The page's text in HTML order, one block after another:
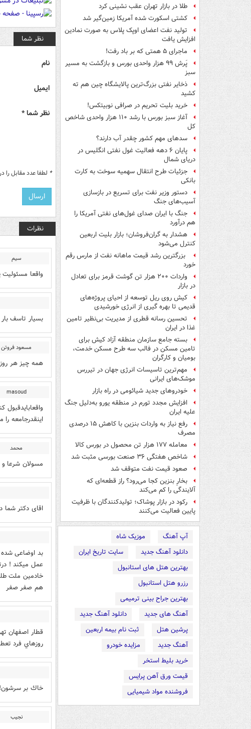
طلا در بازار تهران عقب نشینی کرد
کشتی اسکورت شده آمریکا زمین‌گیر شد
تولید نفت اعضای اوپک پلاس به صورت نمادین
افزایش یافت
ماجرای ۵ همتی که بر باد رفت!
پَرش ۹۹ هزار واحدی بورس و بازگشت به مسیر
سبز
ذخایر نفتی بزرگ‌ترین پالایشگاه چین هم ته
کشید
خرید بلیت تحریم در صرافی نوبیتکس!
آغاز سبز بورس با رشد ۱۱۰ هزار واحدی شاخص
کل
سدهای مهم کشور چقدر آب دارند؟
پایان ۶ دهه فعالیت غول نفتی انگلیس در
دریای شمال
جزئیات طرح انتقال سهمیه سوخت به کارت
بانکی
دستور وزیر نفت برای تسریع در بازسازی
آسیب‌های جنگ
جنگ با ایران صدای غول‌های نفتی آمریکا را
هم درآورد
هشدار به گران‌فروشان؛ بازار بلیت اربعین
کنترل می‌شود
بزرگترین رشد قیمت ماهانه نفت از مارس رقم
خورد
واردات ۲۰۰ هزار تن گوشت قرمز برای تعادل
در بازار
کیش روی ریل توسعه از احیای پروژه‌های
قدیمی تا بهره گیری از انرژی خورشیدی
تحسین رسانه قطری از مدیریت بی‌نظیر تامین
غذا در ایران
بسته جامع سازمان منطقه آزاد کیش برای
تامین مسکن در فالب سه طرح مسکن خدمت،
بومیان و کارگران
مهم‌ترین تاسیسات انرژی جهان در تیررس
موشک‌های ایرانی
خودروهای جدید شیائومی در راه بازار
افزایش مجدد تورم در منطقه یورو به‌دلیل جنگ
علیه ایران
رفع نیاز به واردات بنزین با کاهش ۱۵ درصدی
مصرف
معامله ۱۷۷ هزار تن محصول در بورس کالا
شاخص‌ هفتگی ۳۶ صنعت بورسی مثبت شد
صعود قیمت نفت متوقف شد
بخارِ بنزین کجا می‌رود؟ راز قطعه‌ای که
آلایندگی را کم می‌کند
رکود در بازار پوشاک؛ تولیدکنندگان با ظرفیت
پایین فعالیت می‌کنند
آپ آهنگ
موزیک شاه
دانلود آهنگ جدید
سایت تاریخ ایران
بهترین هتل های استانبول
رزرو هتل استانبول
بهترین جراح بینی ترمیمی
آهنگ های جدید
دانلود آهنگ جدید
پرشین هتل
ثبت نام بیمه اربعین
آهنگ جدید
مزایده خودرو
خرید بلیط استخر
قیمت ورق آهن پرایس
فروشنده مواد شیمیایی
نظر شما
نام
ایمیل
نظر شما *
* لطفا عدد مقابل را
نظرات
سيم
واقعا
بسیار تاسف بار
مسعود فروتن
همه چیز هر روز
masoud
اینقدرجامعه
محمد
مسولان شرعا و
اقای دکتر شما
بد اوضاعی
عمل میکند !
خادمین ملت
هم صفر صفر
قطار اصفهان
روزهاي فرد
خاك بر سرشون!
نجیب